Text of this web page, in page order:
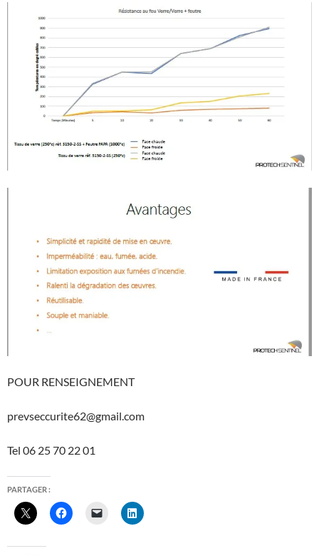
POUR RENSEIGNEMENT
prevseccurite62@gmail.com
Tel 06 25 70 22 01
PARTAGER :